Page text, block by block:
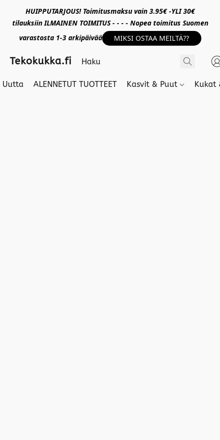
HUIPPUTARJOUS! Toimitusmaksu vain 3.95€ -YLI 30€
tilauksiin ILMAINEN TOIMITUS - - - - Nopea toimitus Suomen
varastosta 1-3 arkipäivää
MIKSI OSTAA MEILTÄ??
Tekokukka.fi
Uutta ALENNETUT TUOTTEET Kasvit & Puut Kukat